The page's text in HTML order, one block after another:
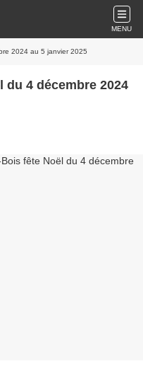
MENU
2024 au 5 janvier 2025
4 décembre 2024